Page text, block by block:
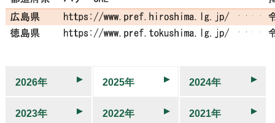
2026年 2025年 2024年
2023年 2022年 2021年